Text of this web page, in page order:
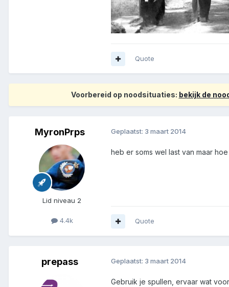
Quote
Voorbereid op noodsituaties: bekijk de
MyronPrps
Lid niveau 2
4.4k
Geplaatst: 3 maart 2014
heb er soms wel last van maar
Quote
prepass Geplaatst: 3 maart 2014
Gebruik je spullen, ervaar wat